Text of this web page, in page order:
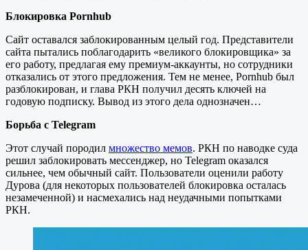
Блокировка Pornhub
Сайт оставался заблокированным целый год. Представители
сайта пытались поблагодарить «великого блокировщика» за
его работу, предлагая ему премиум-аккаунты, но сотрудники
отказались от этого предложения. Тем не менее, Pornhub был
разблокирован, и глава РКН получил десять ключей на
годовую подписку. Вывод из этого дела однозначен…
Борьба с Telegram
Этот случай породил множество мемов. РКН по наводке суда
решил заблокировать мессенджер, но Telegram оказался
сильнее, чем обычный сайт. Пользователи оценили работу
Дурова (для некоторых пользователей блокировка осталась
незамеченной) и насмехались над неудачными попытками
РКН.